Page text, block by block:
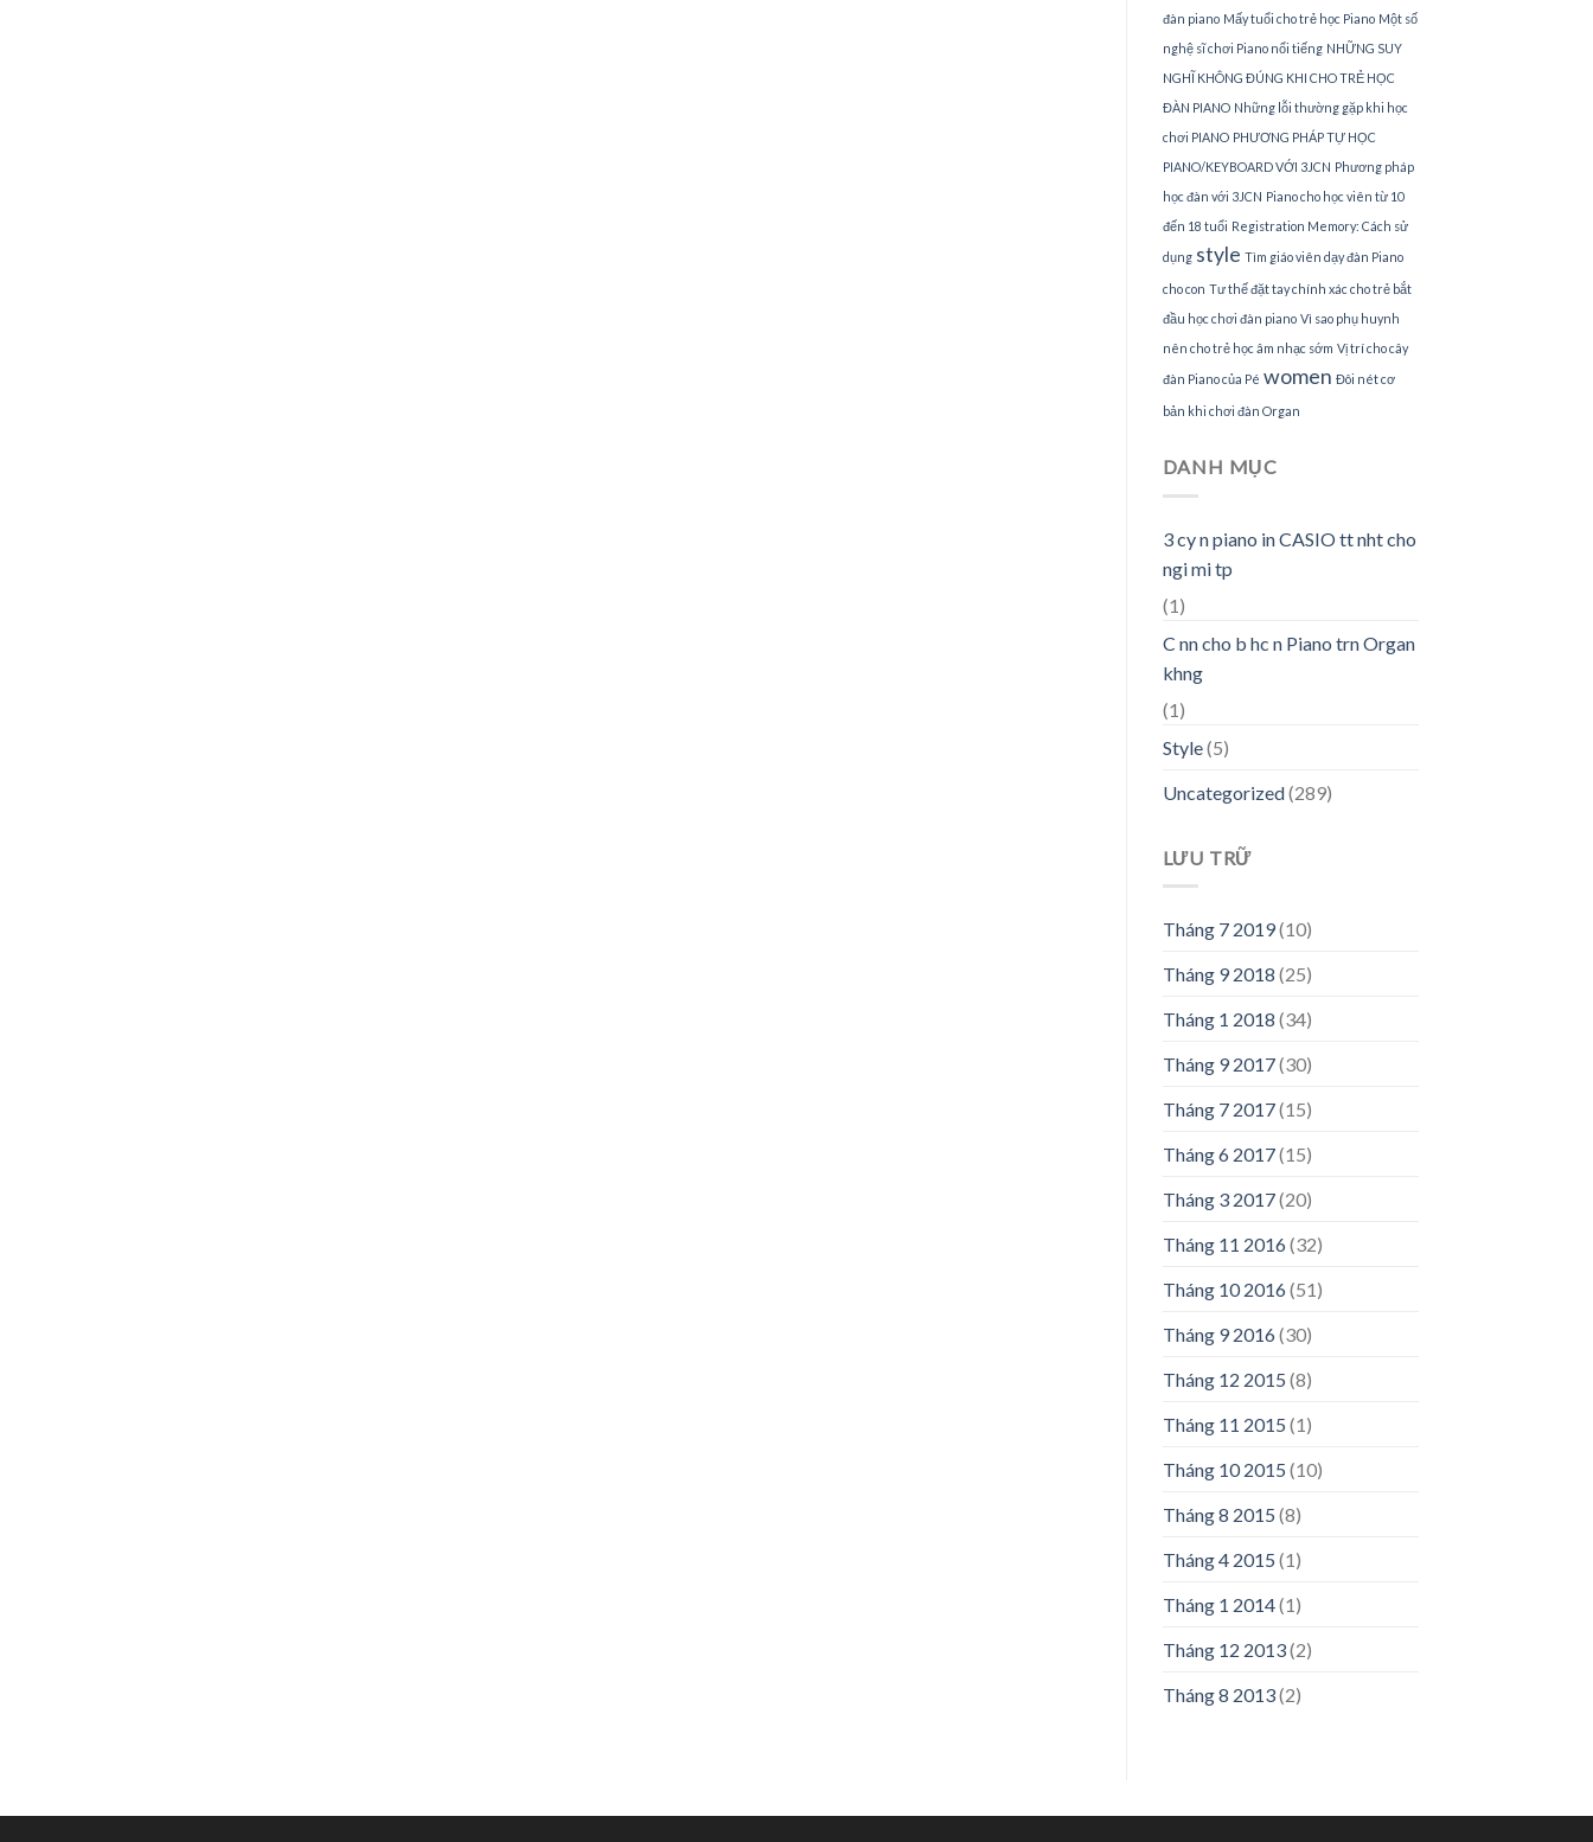
đàn piano Mấy tuổi cho trẻ học Piano Một số
nghệ sĩ chơi Piano nổi tiếng NHỮNG SUY
NGHĨ KHÔNG ĐÚNG KHI CHO TRẺ HỌC
ĐÀN PIANO Những lỗi thường gặp khi học
chơi PIANO PHƯƠNG PHÁP TỰ HỌC
PIANO/KEYBOARD VỚI 3JCN Phương pháp
học đàn với 3JCN Piano cho học viên từ 10
đến 18 tuổi Registration Memory: Cách sử
dụng style Tìm giáo viên dạy đàn Piano
cho con Tư thế đặt tay chính xác cho trẻ bắt
đầu học chơi đàn piano Vì sao phụ huynh
nên cho trẻ học âm nhạc sớm Vị trí cho cây
đàn Piano của Pé women Đôi nét cơ
bản khi chơi đàn Organ
DANH MỤC
3 cy n piano in CASIO tt nht cho
ngi mi tp
(1)
C nn cho b hc n Piano trn Organ
khng
(1)
Style(5)
Uncategorized(289)
LƯU TRỮ
Tháng 7 2019(10)
Tháng 9 2018 (25)
Tháng 1 2018 (34)
Tháng 9 2017(30)
Tháng 7 2017(15)
Tháng 6 2017(15)
Tháng 3 2017(20)
Tháng 11 2016(32)
Tháng 10 2016(51)
Tháng 9 2016(30)
Tháng 12 2015 (8)
Tháng 11 2015 (1)
Tháng 10 2015 (10)
Tháng 8 2015 (8)
Tháng 4 2015 (1)
Tháng 1 2014(1)
Tháng 12 2013(2)
Tháng 8 2013(2)